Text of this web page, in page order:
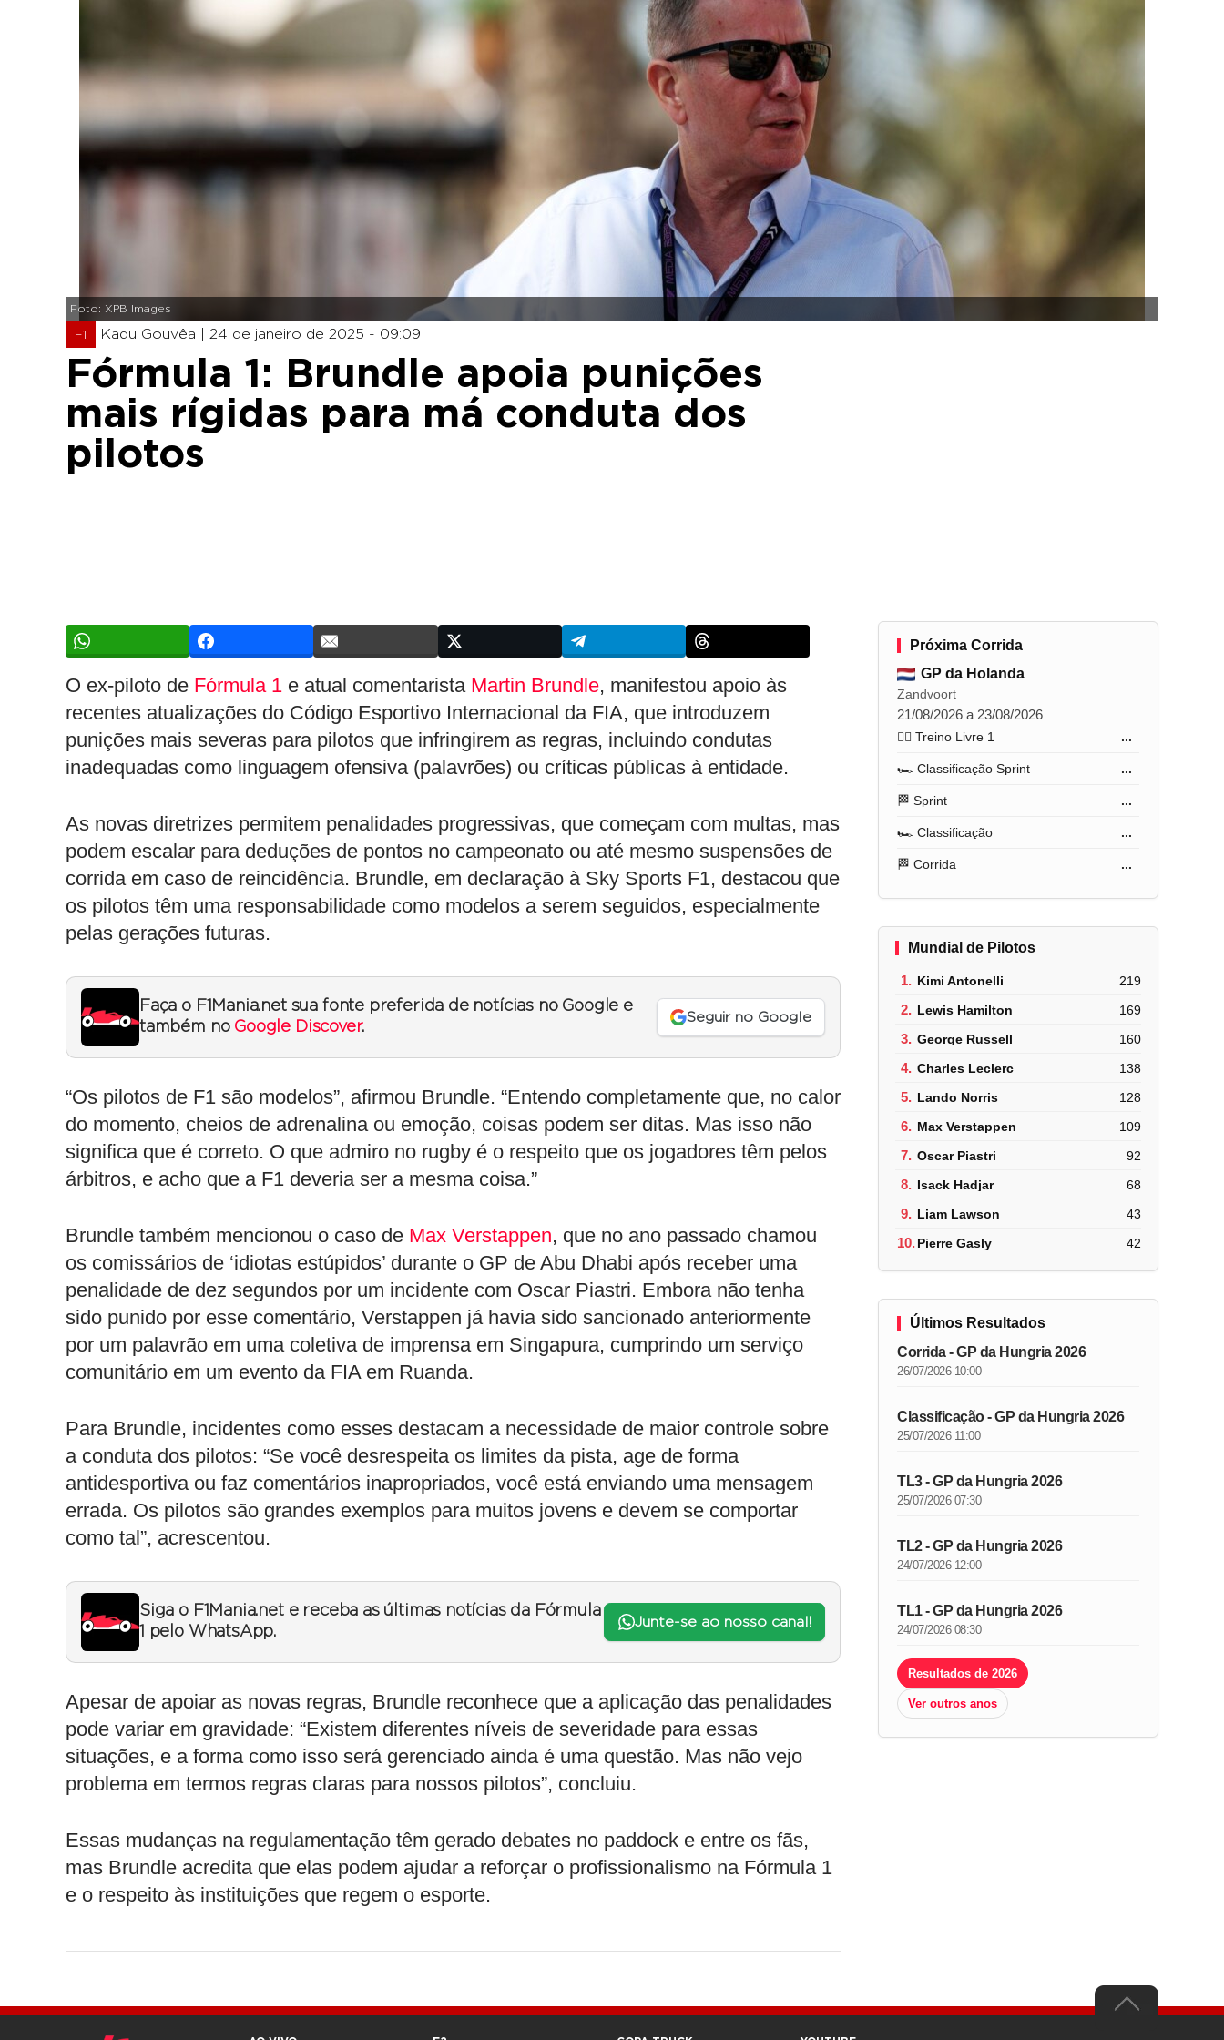
Foto: XPB Images
F1 Kadu Gouvêa | 24 de janeiro de 2025 - 09:09
Fórmula 1: Brundle apoia punições
mais rígidas para má conduta dos
pilotos
O ex-piloto de Fórmula 1 e atual comentarista Martin Brundle, manifestou apoio às
recentes atualizações do Código Esportivo Internacional da FIA, que introduzem
punições mais severas para pilotos que infringirem as regras, incluindo condutas
inadequadas como linguagem ofensiva (palavrões) ou críticas públicas à entidade.
As novas diretrizes permitem penalidades progressivas, que começam com multas, mas
podem escalar para deduções de pontos no campeonato ou até mesmo suspensões de
corrida em caso de reincidência. Brundle, em declaração à Sky Sports F1, destacou que
os pilotos têm uma responsabilidade como modelos a serem seguidos, especialmente
pelas gerações futuras.
Faça o F1Mania.net sua fonte preferida de notícias no Google e
também no Google Discover.
Seguir no Google
“Os pilotos de F1 são modelos”, afirmou Brundle. “Entendo completamente que, no calor
do momento, cheios de adrenalina ou emoção, coisas podem ser ditas. Mas isso não
significa que é correto. O que admiro no rugby é o respeito que os jogadores têm pelos
árbitros, e acho que a F1 deveria ser a mesma coisa.”
Brundle também mencionou o caso de Max Verstappen, que no ano passado chamou
os comissários de ‘idiotas estúpidos’ durante o GP de Abu Dhabi após receber uma
penalidade de dez segundos por um incidente com Oscar Piastri. Embora não tenha
sido punido por esse comentário, Verstappen já havia sido sancionado anteriormente
por um palavrão em uma coletiva de imprensa em Singapura, cumprindo um serviço
comunitário em um evento da FIA em Ruanda.
Para Brundle, incidentes como esses destacam a necessidade de maior controle sobre
a conduta dos pilotos: “Se você desrespeita os limites da pista, age de forma
antidesportiva ou faz comentários inapropriados, você está enviando uma mensagem
errada. Os pilotos são grandes exemplos para muitos jovens e devem se comportar
como tal”, acrescentou.
Siga o F1Mania.net e receba as últimas notícias da Fórmula
1 pelo WhatsApp.
Junte-se ao nosso canal!
Apesar de apoiar as novas regras, Brundle reconhece que a aplicação das penalidades
pode variar em gravidade: “Existem diferentes níveis de severidade para essas
situações, e a forma como isso será gerenciado ainda é uma questão. Mas não vejo
problema em termos regras claras para nossos pilotos”, concluiu.
Essas mudanças na regulamentação têm gerado debates no paddock e entre os fãs,
mas Brundle acredita que elas podem ajudar a reforçar o profissionalismo na Fórmula 1
e o respeito às instituições que regem o esporte.
Próxima Corrida
GP da Holanda
Zandvoort
21/08/2026 a 23/08/2026
🏋️‍♂️ Treino Livre 1 ...
🏎️ Classificação Sprint ...
🏁 Sprint ...
🏎️ Classificação ...
🏁 Corrida ...
Mundial de Pilotos
1. Kimi Antonelli 219
2. Lewis Hamilton 169
3. George Russell 160
4. Charles Leclerc 138
5. Lando Norris 128
6. Max Verstappen 109
7. Oscar Piastri 92
8. Isack Hadjar 68
9. Liam Lawson 43
10.Pierre Gasly 42
Últimos Resultados
Corrida - GP da Hungria 2026
26/07/2026 10:00
Classificação - GP da Hungria 2026
25/07/2026 11:00
TL3 - GP da Hungria 2026
25/07/2026 07:30
TL2 - GP da Hungria 2026
24/07/2026 12:00
TL1 - GP da Hungria 2026
24/07/2026 08:30
Resultados de 2026
Ver outros anos